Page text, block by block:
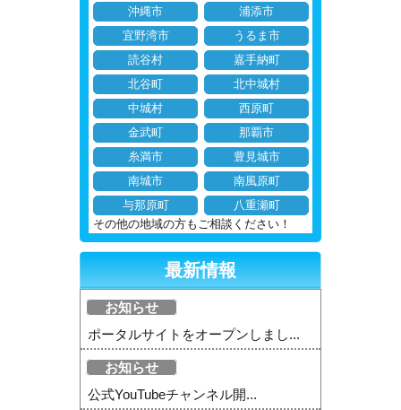
沖縄市
浦添市
宜野湾市
うるま市
読谷村
嘉手納町
北谷町
北中城村
中城村
西原町
金武町
那覇市
糸満市
豊見城市
南城市
南風原町
与那原町
八重瀬町
その他の地域の方もご相談ください！
最新情報
お知らせ
ポータルサイトをオープンしまし...
お知らせ
公式YouTubeチャンネル開...